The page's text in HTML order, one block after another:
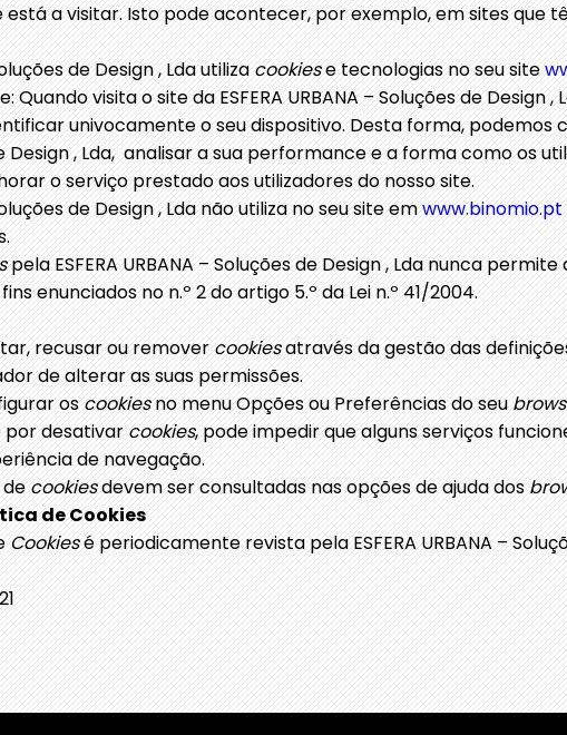
está a visitar. Isto pode acontecer, por exemplo, em sites que
de Design , Lda utilizacookiese tecnologias no seu site
Quando visita o site da ESFERA URBANA – Soluções de Design ,
univocamente o seu dispositivo. Desta forma, podemos
Design , Lda, analisar a sua performance e a forma como os
o serviço prestado aos utilizadores do nosso site.
de Design , Lda não utiliza no seu site emwww.binomio.pt
pela ESFERA URBANA – Soluções de Design , Lda nunca
enunciados no n.º 2 do artigo 5.º da Lei n.º 41/2004.
recusar ou removercookiesatravés da gestão das
de alterar as suas permissões.
oscookiesno menu Opções ou Preferências do seu
por desativarcookies, pode impedir que alguns serviços
de navegação.
decookiesdevem ser consultadas nas opções de ajuda dos
de Cookies
Cookiesé periodicamente revista pela ESFERA URBANA –